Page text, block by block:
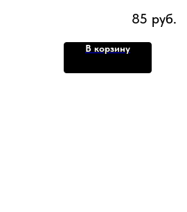
Luminous Ceramide
100 мл.
85 руб.
В корзину